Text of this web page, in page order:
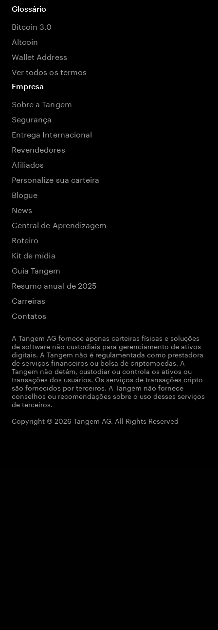
Glossário
Bitcoin 3.0
Altcoin
Wallet Address
Ver todos os termos
Empresa
Sobre a Tangem
Segurança
Entrega Internacional
Revendedores
Afiliados
Personalize sua carteira
Blogue
News
Central de Aprendizagem
Roteiro
Kit de mídia
Guia Tangem
Resumo anual de 2025
Carreiras
Contatos
A Tangem AG fornece apenas carteiras físicas e soluções
de software não custodiais para gerenciamento de ativos
digitais. A Tangem não é regulamentada como prestadora
de serviços financeiros ou bolsa de criptomoedas. A
Tangem não detém, custodiar ou controla os ativos ou
transações dos usuários. Os serviços de transações cripto
são fornecidos por terceiros. A Tangem não fornece
conselhos ou recomendações sobre o uso desses serviços
de terceiros.